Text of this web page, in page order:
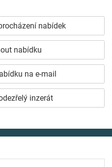
nabídek
nabídku
na e-mail
inzerát